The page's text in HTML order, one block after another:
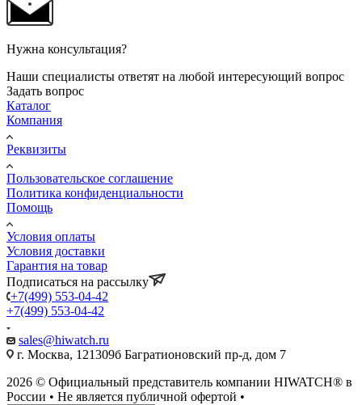
Нужна консультация?
Наши специалисты ответят на любой интересующий вопрос
Задать вопрос
Каталог
Компания
Реквизиты
Пользовательское соглашение
Политика конфиденциальности
Помощь
Условия оплаты
Условия доставки
Гарантия на товар
Подписаться на рассылку
+7(499) 553-04-42
+7(499) 553-04-42
sales@hiwatch.ru
г. Москва, 121309б Багратионовский пр-д, дом 7
2026 © Официальный представитель компании HIWATCH® в
России • Не является публичной офертой •